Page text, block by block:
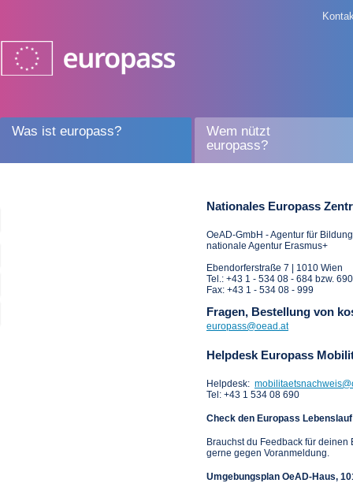
Was ist europass?
Wem nützt
europass?
Nationales Europass
OeAD-GmbH - Agentur für
nationale Agentur Erasmus+
Ebendorferstraße 7 | 1010 Wien
Tel.: +43 1 - 534­­­ 08 - 684 bzw. 690
Fax: +43 1 - 534 08 - 999
Fragen, Bestellung von
europass@oead.at
Helpdesk Europass
Helpdesk:
Tel: +43 1 534 08 690
Check den Europass Lebenslauf
Brauchst du Feedback für
gerne gegen Voranmeldung.
Umgebungsplan OeAD-Haus,